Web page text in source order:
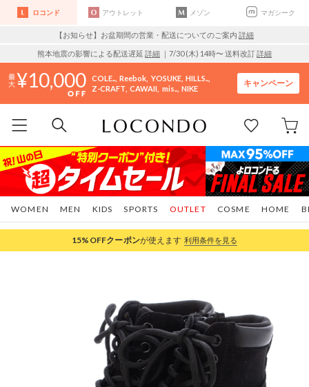
ロコンド アウトレット メゾン マガシーク
【お知らせ】お盆期間の営業・配送についてのご案内 詳細
熊本地震の影響による配送遅延 詳細 ｜7/30 (木) 14時〜 送料改訂詳細
10,000 COLE.. Reebok YOSUKE HILLS..
Z-CRAFT CAWAII mis.. NIKE
キャンペーン
WOMEN MEN KIDS SPORTS COSME HOME
OUTLET
15%OFFクーポンが使えます 利用条件を見る